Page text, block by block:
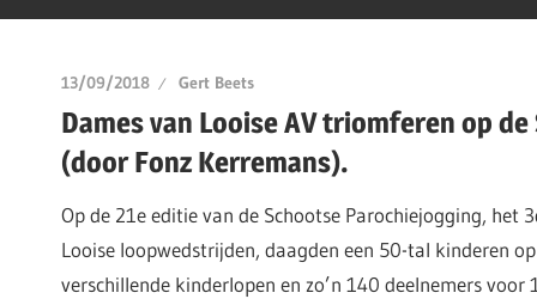
13/09/2018 Gert Beets
Dames van Looise AV triomferen op
(door Fonz Kerremans).
Op de 21e editie van de Schootse Parochiejogging, het
Looise loopwedstrijden, daagden een 50-tal kinderen
verschillende kinderlopen en zo’n 140 deelnemers voor